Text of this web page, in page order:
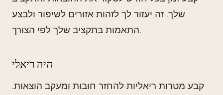
שלך. זה יעזור לך לזהות אזורים לשיפור ולבצע
התאמות בתקציב שלך לפי הצורך.
היה ריאלי
קבע מטרות ריאליות להחזר חובות ומעקב הוצאות.